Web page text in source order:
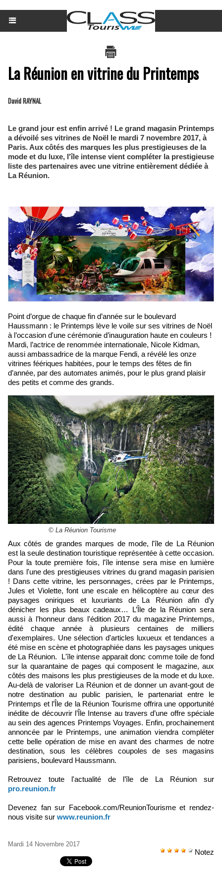
La Réunion en vitrine du Printemps
David RAYNAL
Le grand jour est enfin arrivé ! Le grand magasin Printemps
a dévoilé ses vitrines de Noël le mardi 7 novembre 2017, à
Paris. Aux côtés des marques les plus prestigieuses de la
mode et du luxe, l'île intense vient compléter la prestigieuse
liste des partenaires avec une vitrine entièrement dédiée à
La Réunion.
Point d’orgue de chaque fin d’année sur le boulevard
Haussmann : le Printemps lève le voile sur ses vitrines de Noël
à l’occasion d'une cérémonie d’inauguration haute en couleurs !
Mardi, l’actrice de renommée internationale, Nicole Kidman,
aussi ambassadrice de la marque Fendi, a révélé les onze
vitrines féériques habitées, pour le temps des fêtes de fin
d’année, par des automates animés, pour le plus grand plaisir
des petits et comme des grands.
© La Réunion Tourisme
Aux côtés de grandes marques de mode, l'île de La Réunion
est la seule destination touristique représentée à cette occasion.
Pour la toute première fois, l'île intense sera mise en lumière
dans l'une des prestigieuses vitrines du grand magasin parisien
! Dans cette vitrine, les personnages, crées par le Printemps,
Jules et Violette, font une escale en hélicoptère au cœur des
paysages oniriques et luxuriants de La Réunion afin d’y
dénicher les plus beaux cadeaux… L’Île de la Réunion sera
aussi à l’honneur dans l'édition 2017 du magazine Printemps,
édité chaque année à plusieurs centaines de milliers
d'exemplaires. Une sélection d'articles luxueux et tendances a
été mise en scène et photographiée dans les paysages uniques
de La Réunion. L'île intense apparait donc comme toile de fond
sur la quarantaine de pages qui composent le magazine, aux
côtés des maisons les plus prestigieuses de la mode et du luxe.
Au-delà de valoriser La Réunion et de donner un avant-gout de
notre destination au public parisien, le partenariat entre le
Printemps et l’Île de la Réunion Tourisme offrira une opportunité
inédite de découvrir l’Île Intense au travers d’une offre spéciale
au sein des agences Printemps Voyages. Enfin, prochainement
annoncée par le Printemps, une animation viendra compléter
cette belle opération de mise en avant des charmes de notre
destination, sous les célèbres coupoles de ses magasins
parisiens, boulevard Haussmann.
Retrouvez toute l'actualité de l’île de La Réunion sur
pro.reunion.fr
Devenez fan sur Facebook.com/ReunionTourisme et rendez-
nous visite sur www.reunion.fr
Mardi 14 Novembre 2017
Notez